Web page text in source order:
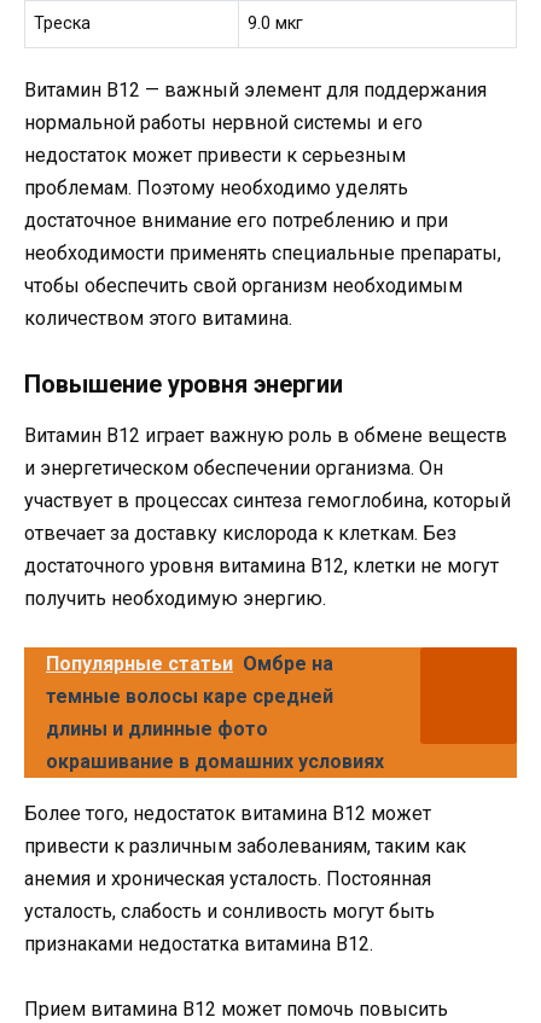
Треска 9.0 мкг
Витамин B12 — важный элемент для поддержания
нормальной работы нервной системы и его
недостаток может привести к серьезным
проблемам. Поэтому необходимо уделять
достаточное внимание его потреблению и при
необходимости применять специальные препараты,
чтобы обеспечить свой организм необходимым
количеством этого витамина.
Повышение уровня энергии
Витамин B12 играет важную роль в обмене веществ
и энергетическом обеспечении организма. Он
участвует в процессах синтеза гемоглобина, который
отвечает за доставку кислорода к клеткам. Без
достаточного уровня витамина B12, клетки не могут
получить необходимую энергию.
Популярные статьи Омбре на
темные волосы каре средней
длины и длинные фото
окрашивание в домашних условиях
Более того, недостаток витамина B12 может
привести к различным заболеваниям, таким как
анемия и хроническая усталость. Постоянная
усталость, слабость и сонливость могут быть
признаками недостатка витамина B12.
Прием витамина B12 может помочь повысить